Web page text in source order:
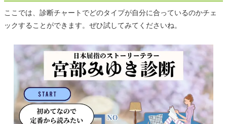
ここでは、診断チャートでどのタイプが自分に合っているのかチェ
ックすることができます。ぜひ試してみてくださいね。